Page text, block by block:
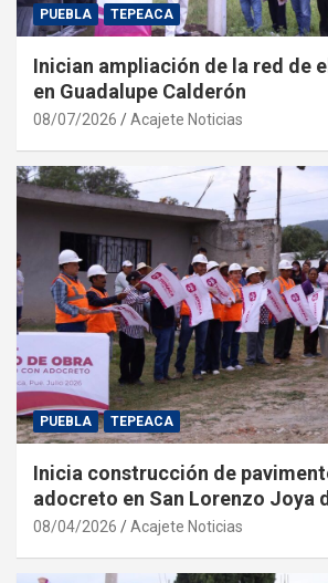
PUEBLA TEPEACA
Inician ampliación de la red de
en Guadalupe Calderón
08/07/2026 Acajete Noticias
PUEBLA TEPEACA
Inicia construcción de
adocreto en San Lorenzo Joya
08/04/2026 Acajete Noticias